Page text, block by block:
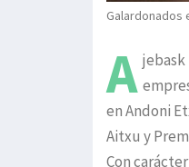
Galardonados
A jebask
en Andoni
Aitxu y
Con